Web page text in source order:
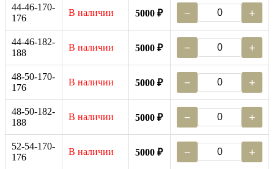
44-46-170-
176
В наличии 5000 ₽ − +
44-46-182-
188
В наличии 5000 ₽ − +
48-50-170-
176
В наличии 5000 ₽ − +
48-50-182-
188
В наличии 5000 ₽ − +
52-54-170-
176
В наличии 5000 ₽ − +